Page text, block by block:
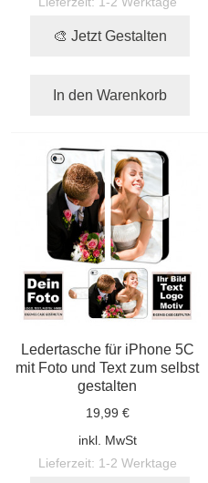
🎨 Jetzt Gestalten
In den Warenkorb
Ledertasche für iPhone 5C
mit Foto und Text zum selbst
gestalten
19,99 €
inkl. MwSt
Lieferzeit: 1-2 Werktage